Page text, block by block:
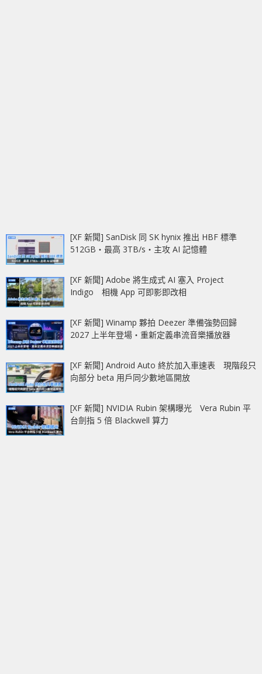
[XF 新聞] SanDisk 同 SK hynix 推出 HBF 標準
512GB‧最高 3TB/s‧主攻 AI 記憶體
[XF 新聞] Adobe 將生成式 AI 塞入 Project
Indigo 相機 App 可即影即改相
[XF 新聞] Winamp 夥拍 Deezer 準備強勢回歸
2027 上半年登場‧重新定義串流音樂播放器
[XF 新聞] Android Auto 終於加入車速表 現階段只
向部分 beta 用戶同少數地區開放
[XF 新聞] NVIDIA Rubin 架構曝光 Vera Rubin 平
台劍指 5 倍 Blackwell 算力